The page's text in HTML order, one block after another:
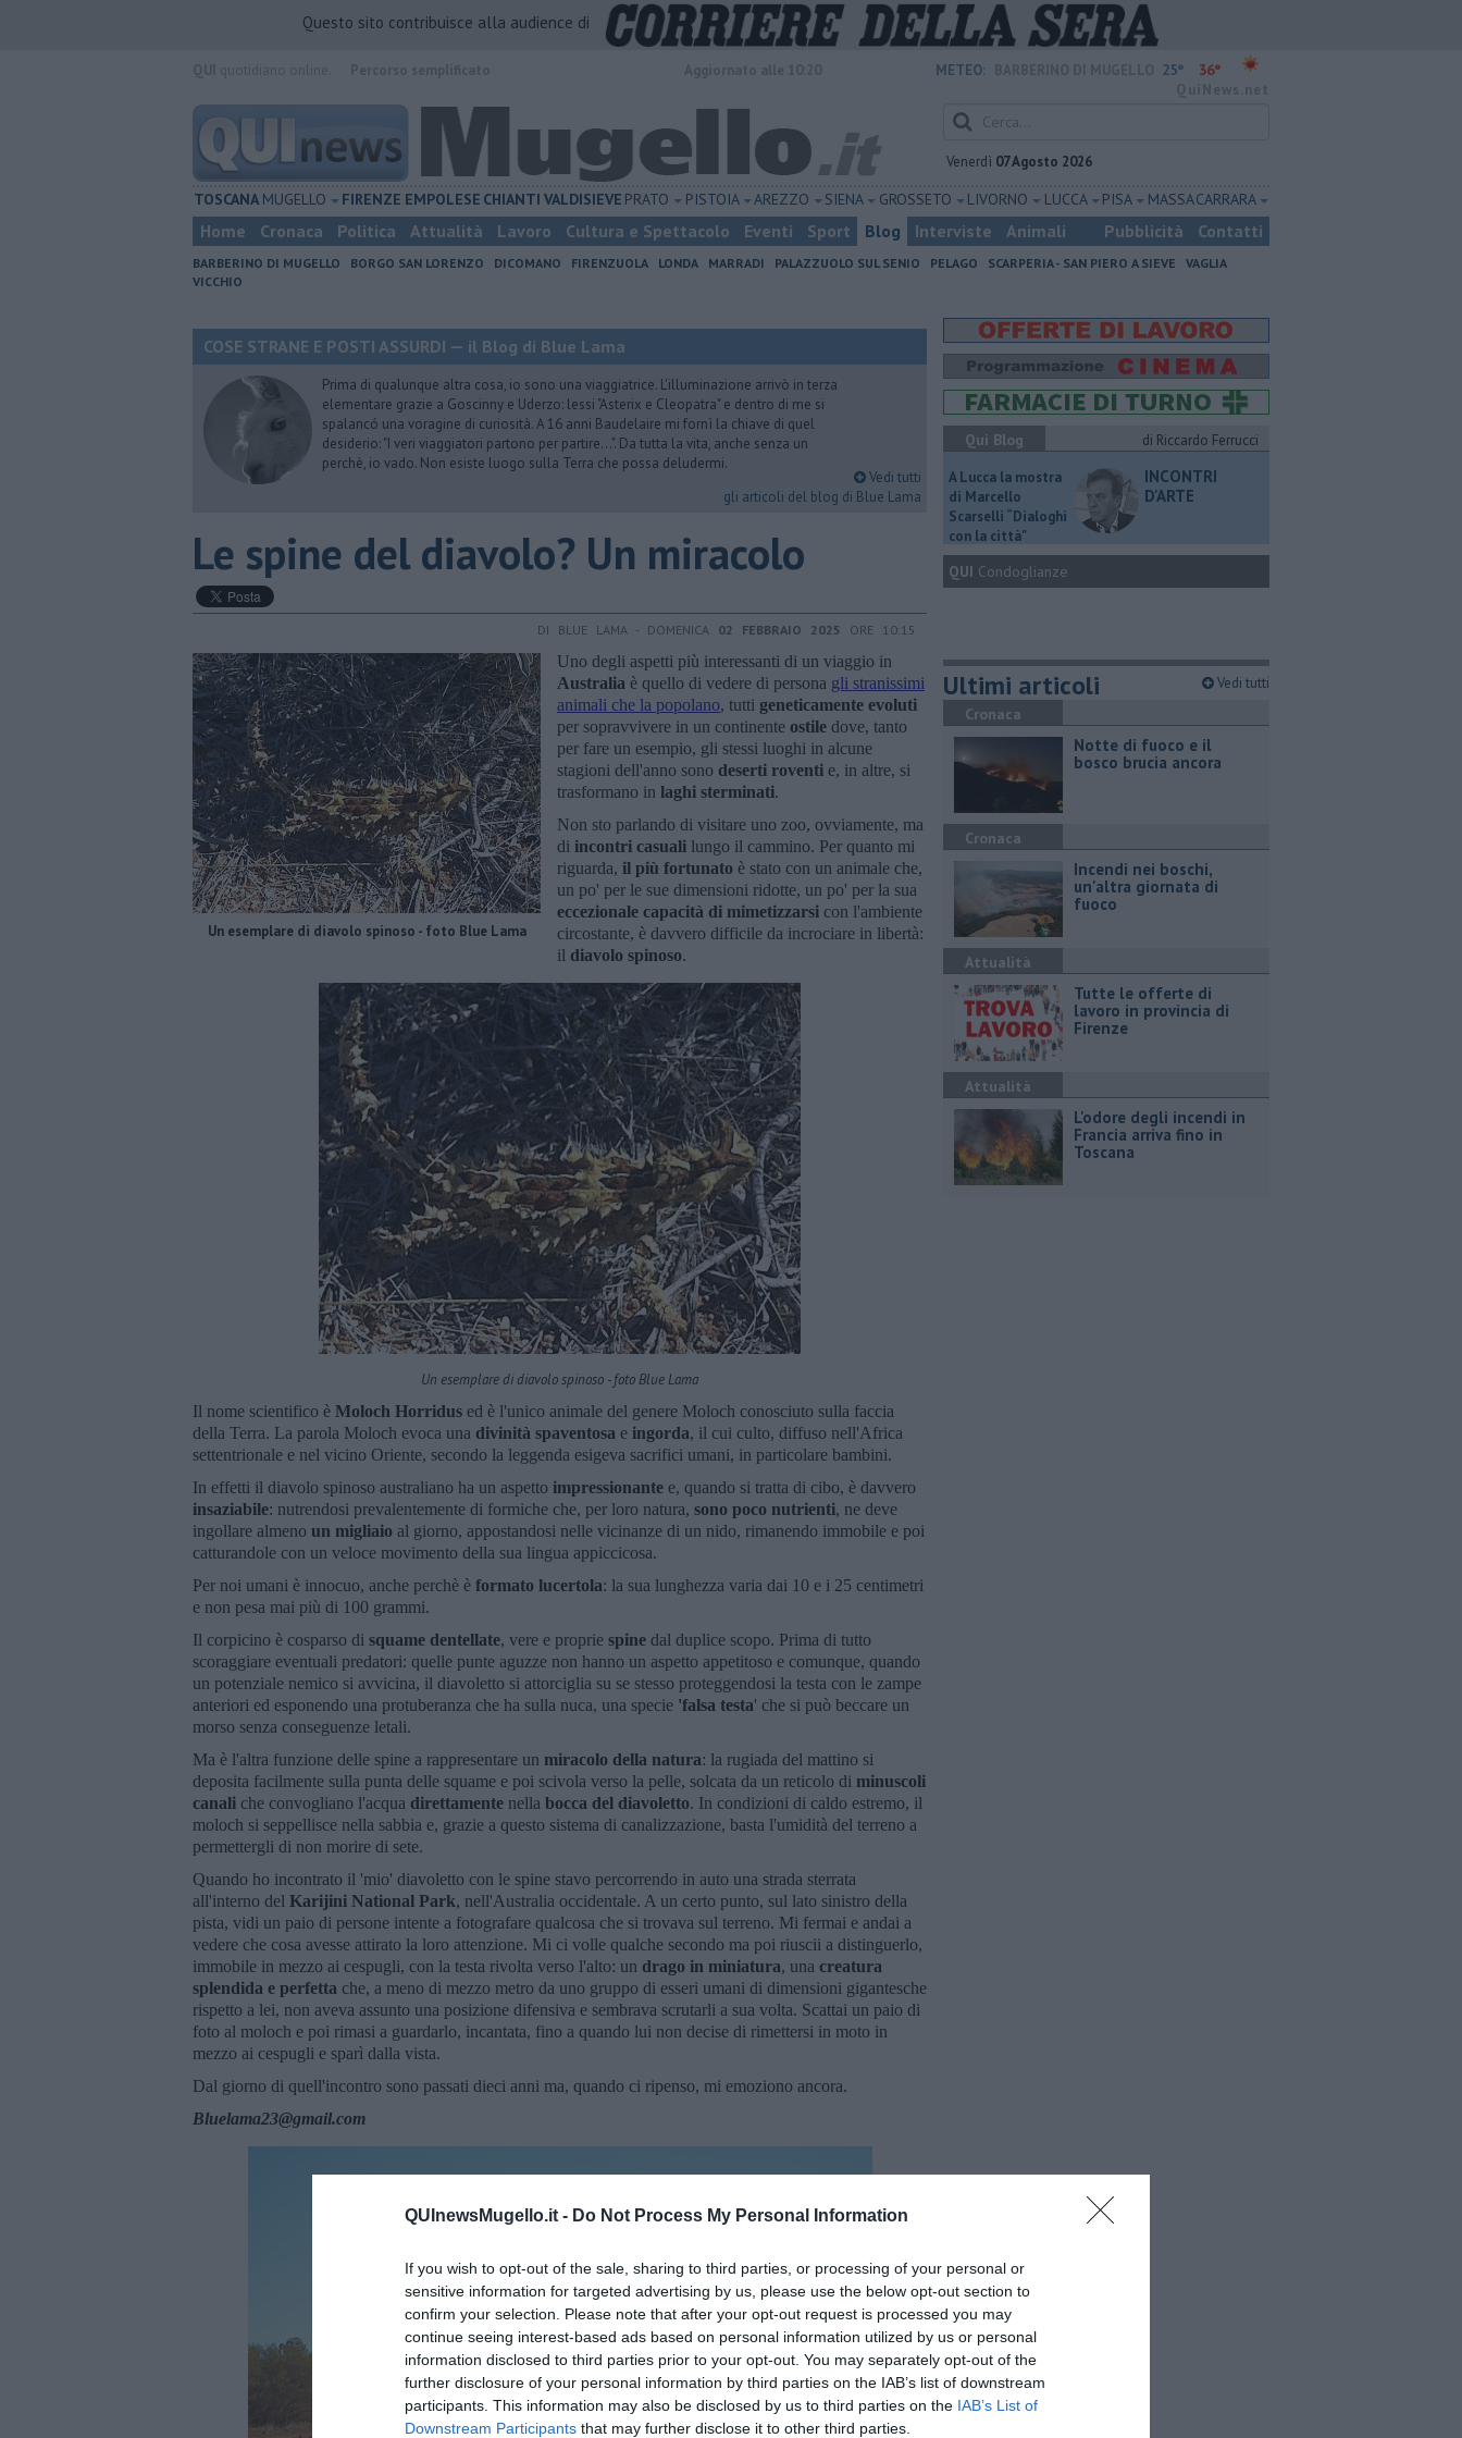
QUInewsMugello.it - Do Not Process My Personal Information
If you wish to opt-out of the sale, sharing to third parties, or processing of your personal or
sensitive information for targeted advertising by us, please use the below opt-out section to
confirm your selection. Please note that after your opt-out request is processed you may
continue seeing interest-based ads based on personal information utilized by us or personal
information disclosed to third parties prior to your opt-out. You may separately opt-out of the
further disclosure of your personal information by third parties on the IAB’s list of downstream
participants. This information may also be disclosed by us to third parties on the IAB’s List of
Downstream Participants that may further disclose it to other third parties.
Questo sito contribuisce alla audience di
METEO: 25° 36°
Venerdì 07 Agosto 2026
TOSCANA MUGELLO FIRENZE EMPOLESE CHIANTI VALDISIEVE PRATO PISTOIA AREZZO SIENA GROSSETO LIVORNO LUCCA PISA MASSA CARRARA
Home Cronaca Politica Attualità Lavoro Cultura e Spettacolo Eventi Sport Blog Interviste Animali Pubblicità Contatti
BARBERINO DI MUGELLO BORGO SAN LORENZO DICOMANO FIRENZUOLA LONDA MARRADI PALAZZUOLO SUL SENIO PELAGO SCARPERIA - SAN PIERO A SIEVE
VAGLIA
VICCHIO
COSE STRANE E POSTI ASSURDI — il Blog di Blue Lama
Prima di qualunque altra cosa, io sono una viaggiatrice. L'illuminazione arrivò in terza
elementare grazie a Goscinny e Uderzo: lessi "Asterix e Cleopatra" e dentro di me si
spalancó una voragine di curiosità. A 16 anni Baudelaire mi fornì la chiave di quel
desiderio: "I veri viaggiatori partono per partire...". Da tutta la vita, anche senza un
perchè, io vado. Non esiste luogo sulla Terra che possa deludermi.
Vedi tutti
gli articoli del blog di Blue Lama
Le spine del diavolo? Un miracolo
DI BLUE LAMA - DOMENICA 02 FEBBRAIO 2025 ORE 10:15
Un esemplare di diavolo spinoso - foto Blue Lama
Uno degli aspetti più interessanti di un viaggio in
Australia è quello di vedere di persona gli stranissimi
animali che la popolano, tutti geneticamente evoluti
per sopravvivere in un continente ostile dove, tanto
per fare un esempio, gli stessi luoghi in alcune
stagioni dell'anno sono deserti roventi e, in altre, si
trasformano in laghi sterminati.
Non sto parlando di visitare uno zoo, ovviamente, ma
di incontri casuali lungo il cammino. Per quanto mi
riguarda, il più fortunato è stato con un animale che,
un po' per le sue dimensioni ridotte, un po' per la sua
eccezionale capacità di mimetizzarsi con l'ambiente
circostante, è davvero difficile da incrociare in libertà:
il diavolo spinoso.
Un esemplare di diavolo spinoso - foto Blue Lama
Il nome scientifico è Moloch Horridus ed è l'unico animale del genere Moloch conosciuto sulla faccia
della Terra. La parola Moloch evoca una divinità spaventosa e ingorda, il cui culto, diffuso nell'Africa
settentrionale e nel vicino Oriente, secondo la leggenda esigeva sacrifici umani, in particolare bambini.
In effetti il diavolo spinoso australiano ha un aspetto impressionante e, quando si tratta di cibo, è davvero
insaziabile: nutrendosi prevalentemente di formiche che, per loro natura, sono poco nutrienti, ne deve
ingollare almeno un migliaio al giorno, appostandosi nelle vicinanze di un nido, rimanendo immobile e poi
catturandole con un veloce movimento della sua lingua appiccicosa.
Per noi umani è innocuo, anche perchè è formato lucertola: la sua lunghezza varia dai 10 e i 25 centimetri
e non pesa mai più di 100 grammi.
Il corpicino è cosparso di squame dentellate, vere e proprie spine dal duplice scopo. Prima di tutto
scoraggiare eventuali predatori: quelle punte aguzze non hanno un aspetto appetitoso e comunque, quando
un potenziale nemico si avvicina, il diavoletto si attorciglia su se stesso proteggendosi la testa con le zampe
anteriori ed esponendo una protuberanza che ha sulla nuca, una specie 'falsa testa' che si può beccare un
morso senza conseguenze letali.
Ma è l'altra funzione delle spine a rappresentare un miracolo della natura: la rugiada del mattino si
deposita facilmente sulla punta delle squame e poi scivola verso la pelle, solcata da un reticolo di minuscoli
canali che convogliano l'acqua direttamente nella bocca del diavoletto. In condizioni di caldo estremo, il
moloch si seppellisce nella sabbia e, grazie a questo sistema di canalizzazione, basta l'umidità del terreno a
permettergli di non morire di sete.
Quando ho incontrato il 'mio' diavoletto con le spine stavo percorrendo in auto una strada sterrata
all'interno del Karijini National Park, nell'Australia occidentale. A un certo punto, sul lato sinistro della
pista, vidi un paio di persone intente a fotografare qualcosa che si trovava sul terreno. Mi fermai e andai a
vedere che cosa avesse attirato la loro attenzione. Mi ci volle qualche secondo ma poi riuscii a distinguerlo,
immobile in mezzo ai cespugli, con la testa rivolta verso l'alto: un drago in miniatura, una creatura
splendida e perfetta che, a meno di mezzo metro da uno gruppo di esseri umani di dimensioni gigantesche
rispetto a lei, non aveva assunto una posizione difensiva e sembrava scrutarli a sua volta. Scattai un paio di
foto al moloch e poi rimasi a guardarlo, incantata, fino a quando lui non decise di rimettersi in moto in
mezzo ai cespugli e sparì dalla vista.
Dal giorno di quell'incontro sono passati dieci anni ma, quando ci ripenso, mi emoziono ancora.
Bluelama23@gmail.com
Qui Blog
di Riccardo Ferrucci
A Lucca la mostra
di Marcello
Scarselli “Dialoghi
con la città"
INCONTRI
D'ARTE
QUI Condoglianze
Ultimi articoli Vedi tutti
Cronaca
Notte di fuoco e il
bosco brucia ancora
Cronaca
Incendi nei boschi,
un'altra giornata di
fuoco
Attualità
​Tutte le offerte di
lavoro in provincia di
Firenze
Attualità
L'odore degli incendi in
Francia arriva fino in
Toscana